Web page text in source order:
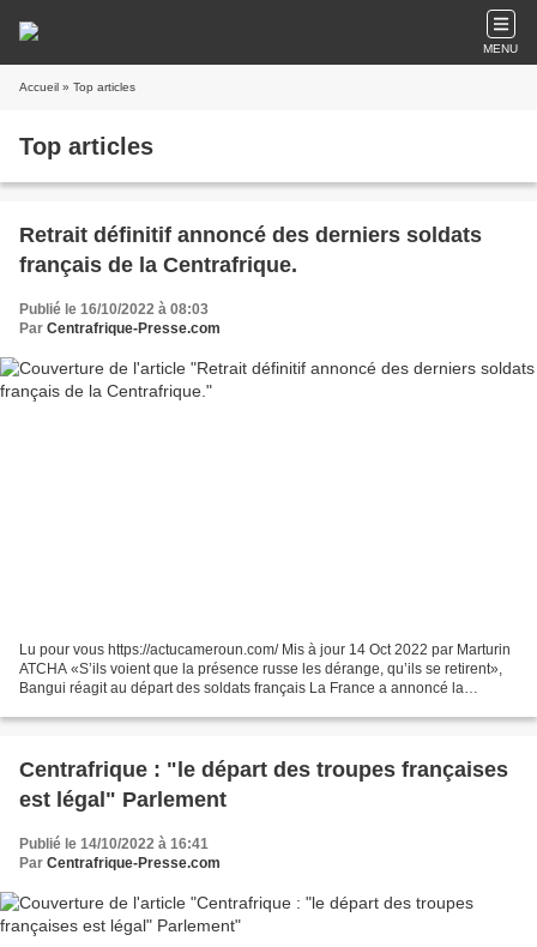
MENU
Accueil » Top articles
Top articles
Retrait définitif annoncé des derniers soldats
français de la Centrafrique.
Publié le 16/10/2022 à 08:03
Par Centrafrique-Presse.com
Lu pour vous https://actucameroun.com/ Mis à jour 14 Oct 2022 par Marturin
ATCHA «S’ils voient que la présence russe les dérange, qu’ils se retirent»,
Bangui réagit au départ des soldats français La France a annoncé la
Centrafrique : "le départ des troupes françaises
est légal" Parlement
Publié le 14/10/2022 à 16:41
Par Centrafrique-Presse.com